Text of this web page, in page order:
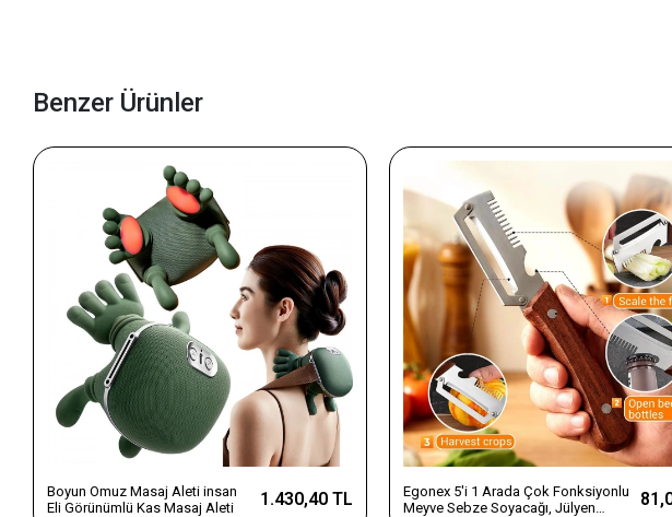
Benzer Ürünler
Boyun Omuz Masaj Aleti insan
Eli Görünümlü Kas Masaj Aleti
1.430,40 TL
Egonex 5'i 1 Arada Çok Fonksiyonlu
Meyve Sebze Soyacağı, Jülyen